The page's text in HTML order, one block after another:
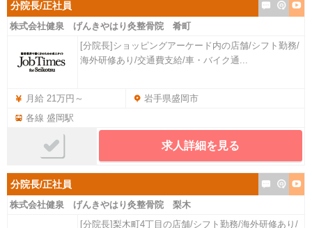
分院長/正社員
株式会社健泉 げんきやはり灸整骨院 肴町
[分院長]ショッピングアーケード内の店舗/シフト勤務/
海外研修あり/交通費支給/車・バイク通...
月給 21万円～
岩手県盛岡市
各線 盛岡駅
求人詳細を見る
分院長/正社員
株式会社健泉 げんきやはり灸整骨院 梨木
[分院長]梨木町4丁目の店舗/シフト勤務/海外研修あり/